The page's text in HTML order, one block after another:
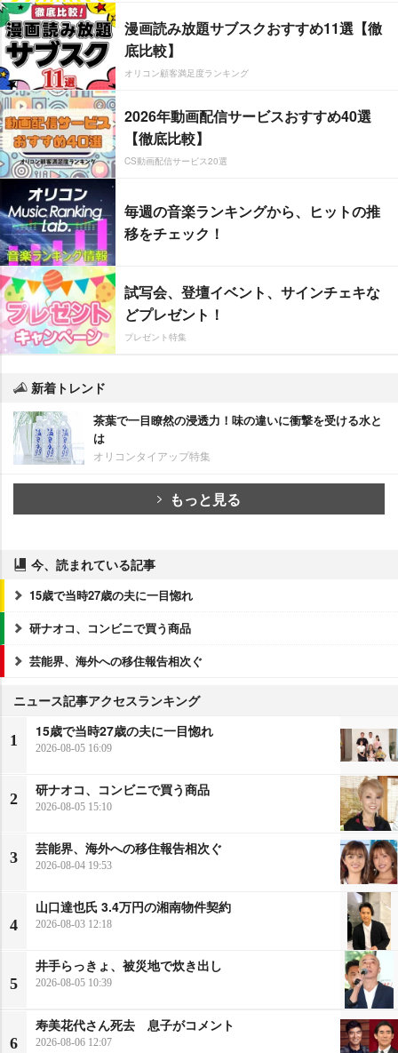
漫画読み放題サブスクおすすめ11選【徹
底比較】
オリコン顧客満足度ランキング
2026年動画配信サービスおすすめ40選
【徹底比較】
CS動画配信サービス20選
毎週の音楽ランキングから、ヒットの推
移をチェック！
試写会、登壇イベント、サインチェキな
どプレゼント！
プレゼント特集
新着トレンド
茶葉で一目瞭然の浸透力！味の違いに衝撃を受ける水と
は
オリコンタイアップ特集
もっと見る
今、読まれている記事
15歳で当時27歳の夫に一目惚れ
研ナオコ、コンビニで買う商品
芸能界、海外への移住報告相次ぐ
ニュース記事アクセスランキング
1
15歳で当時27歳の夫に一目惚れ
2026-08-05 16:09
2
研ナオコ、コンビニで買う商品
2026-08-05 15:10
3
芸能界、海外への移住報告相次ぐ
2026-08-04 19:53
4
山口達也氏 3.4万円の湘南物件契約
2026-08-03 12:18
5
井手らっきょ、被災地で炊き出し
2026-08-05 10:39
6
寿美花代さん死去 息子がコメント
2026-08-06 12:07